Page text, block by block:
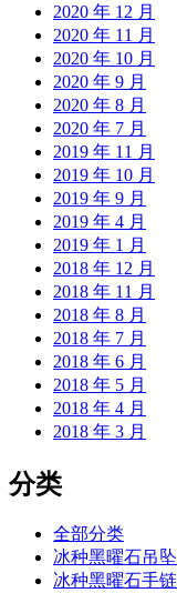
2020 年 12 月
2020 年 11 月
2020 年 10 月
2020 年 9 月
2020 年 8 月
2020 年 7 月
2019 年 11 月
2019 年 10 月
2019 年 9 月
2019 年 4 月
2019 年 1 月
2018 年 12 月
2018 年 11 月
2018 年 8 月
2018 年 7 月
2018 年 6 月
2018 年 5 月
2018 年 4 月
2018 年 3 月
分类
全部分类
冰种黑曜石吊坠
冰种黑曜石手链